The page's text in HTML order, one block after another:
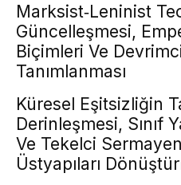
Marksist‑Leninist
Güncelleşmesi,
Biçimleri Ve
Tanımlanması
Küresel Eşitsizliğin
Derinleşmesi, Sınıf
Ve Tekelci
Üstyapıları